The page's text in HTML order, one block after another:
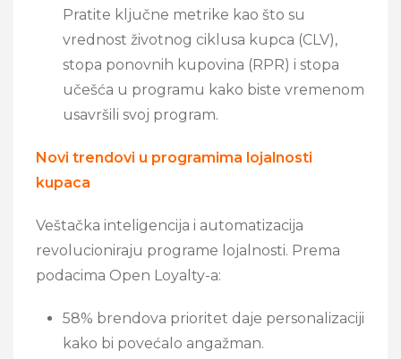
Pratite ključne metrike kao što su
vrednost životnog ciklusa kupca (CLV),
stopa ponovnih kupovina (RPR) i stopa
učešća u programu kako biste vremenom
usavršili svoj program.
Novi trendovi u programima lojalnosti
kupaca
Veštačka inteligencija i automatizacija
revolucioniraju programe lojalnosti. Prema
podacima Open Loyalty-a:
58% brendova prioritet daje personalizaciji
kako bi povećalo angažman.